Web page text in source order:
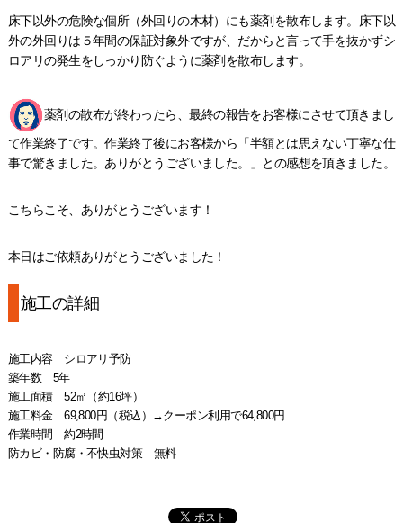
床下以外の危険な個所（外回りの木材）にも薬剤を散布します。床下以
外の外回りは５年間の保証対象外ですが、だからと言って手を抜かずシ
ロアリの発生をしっかり防ぐように薬剤を散布します。
薬剤の散布が終わったら、最終の報告をお客様にさせて頂きまし
て作業終了です。作業終了後にお客様から「半額とは思えない丁寧な仕
事で驚きました。ありがとうございました。」との感想を頂きました。
こちらこそ、ありがとうございます！
本日はご依頼ありがとうございました！
施工の詳細
施工内容 シロアリ予防
築年数 5年
施工面積 52㎡（約16坪）
施工料金 69,800円（税込）→クーポン利用で64,800円
作業時間 約2時間
防カビ・防腐・不快虫対策 無料